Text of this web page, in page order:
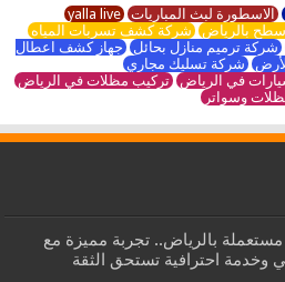
الاسطورة لبث المباريات yalla live
بالرياض شركة كشف تسربات المياه
شركة ترميم منازل بحائل جهاز كشف اعطال
شركة تسليك مجاري
في الرياض تركيب مظلات في الرياض
وسواتر
بالرياض.. تجربة مميزة مع
وخدمة احترافية تستحق الثقة